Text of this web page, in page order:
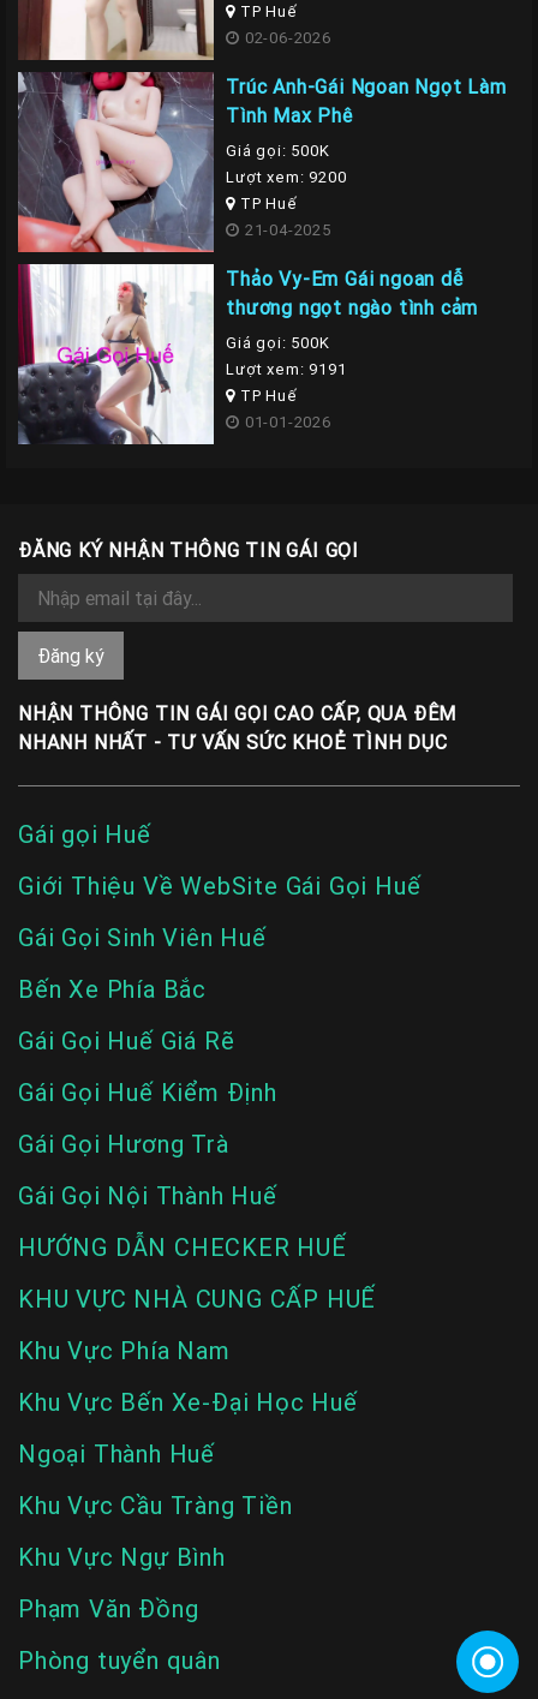
TP Huế
02-06-2026
Trúc Anh-Gái Ngoan Ngọt Làm
Tình Max Phê
Giá gọi: 500K
Lượt xem: 9200
TP Huế
21-04-2025
Thảo Vy-Em Gái ngoan dễ
thương ngọt ngào tình cảm
Giá gọi: 500K
Lượt xem: 9191
TP Huế
01-01-2026
ĐĂNG KÝ NHẬN THÔNG TIN GÁI GỌI
NHẬN THÔNG TIN GÁI GỌI CAO CẤP, QUA ĐÊM
NHANH NHẤT - TƯ VẤN SỨC KHOẺ TÌNH DỤC
Gái gọi Huế
Giới Thiệu Về WebSite Gái Gọi Huế
Gái Gọi Sinh Viên Huế
Bến Xe Phía Bắc
Gái Gọi Huế Giá Rẽ
Gái Gọi Huế Kiểm Định
Gái Gọi Hương Trà
Gái Gọi Nội Thành Huế
HƯỚNG DẪN CHECKER HUẾ
KHU VỰC NHÀ CUNG CẤP HUẾ
Khu Vực Phía Nam
Khu Vực Bến Xe-Đại Học Huế
Ngoại Thành Huế
Khu Vực Cầu Tràng Tiền
Khu Vực Ngự Bình
Phạm Văn Đồng
Phòng tuyển quân